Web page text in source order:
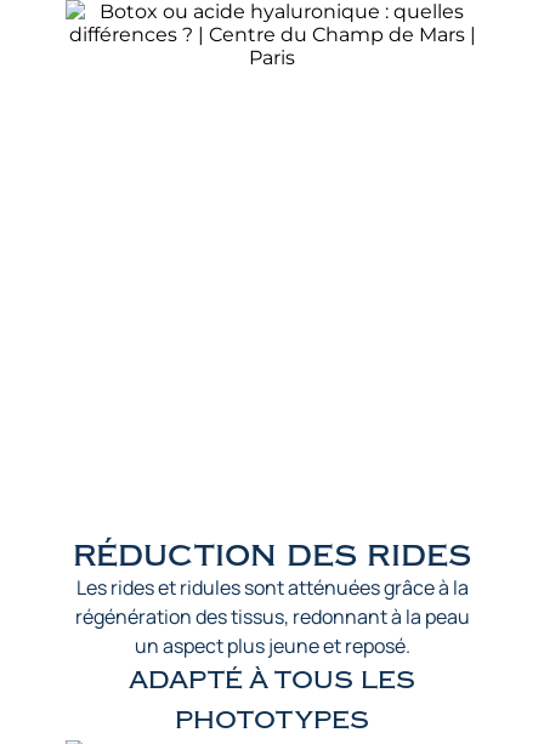
réduction des rides
Les rides et ridules sont atténuées grâce à la
régénération des tissus, redonnant à la peau
un aspect plus jeune et reposé.
ADAPTÉ À TOUS LES
PHOTOTYPES